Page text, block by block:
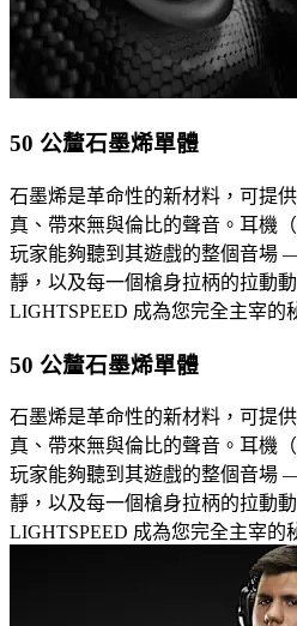
50 公釐石墨烯單體
石墨烯是革命性的新材料，可提
真、帶來無與倫比的聲音。耳機
玩家能夠聽到其遊戲的整個音場
靜，以及每一個槍身拉柄的拉動
LIGHTSPEED 成為您完全主宰的
50 公釐石墨烯單體
石墨烯是革命性的新材料，可提
真、帶來無與倫比的聲音。耳機
玩家能夠聽到其遊戲的整個音場
靜，以及每一個槍身拉柄的拉動
LIGHTSPEED 成為您完全主宰的